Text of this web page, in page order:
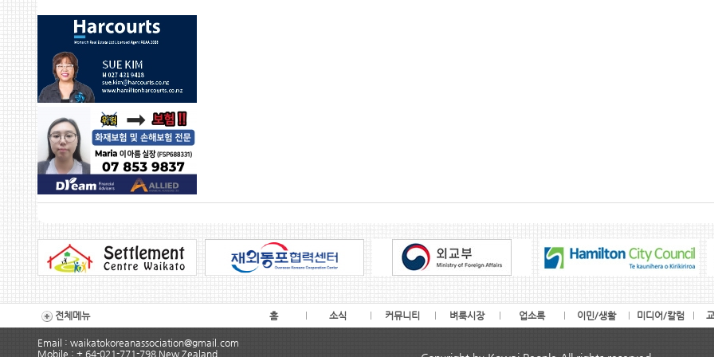
홈 소식 커뮤니티 벼룩시장 업소록 이민/생활 미디어/칼럼
전체메뉴
Email : waikatokoreanassociation@gmail.com
Mobile : + 64-021-771-798 New Zealand